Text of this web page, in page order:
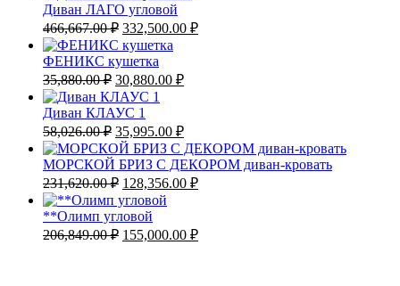
Диван ЛАГО угловой
466,667.00₽ Первоначальная
цена
составляла
466,667.00 ₽.
332,500.00 ₽Текущая
ФЕНИКС кушетка
35,880.00₽ Первоначальная
цена
составляла
35,880.00 ₽.
30,880.00 ₽Текущая
Диван КЛАУС 1
58,026.00₽ Первоначальная
цена
составляла
58,026.00 ₽.
35,995.00 ₽Текущая
цена:
35,995.00 ₽.
МОРСКОЙ БРИЗ С ДЕКОРОМ диван-кровать
231,620.00₽ Первоначальная
цена
составляла
231,620.00 ₽.
128,356.00 ₽Текущая
**Олимп угловой
206,849.00₽ Первоначальная
155,000.00 ₽Текущая